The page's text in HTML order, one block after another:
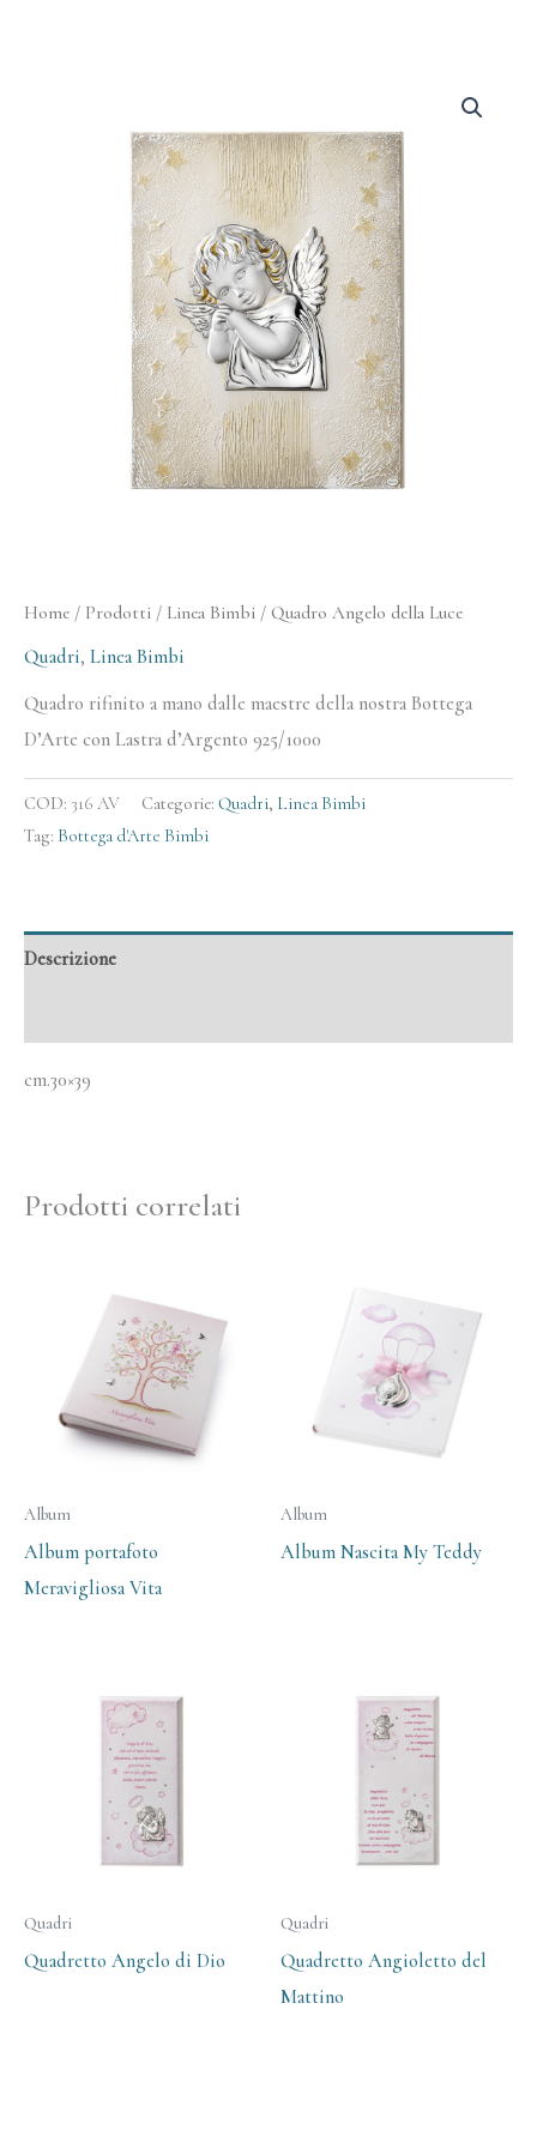
Home / Prodotti / Linea Bimbi / Quadro Angelo della Luce
Quadri, Linea Bimbi
Quadro rifinito a mano dalle maestre della nostra Bottega
D’Arte con Lastra d’Argento 925/1000
COD: 316 AV Categorie: Quadri, Linea Bimbi
Tag: Bottega d'Arte Bimbi
Descrizione
cm.30×39
Prodotti correlati
Album
Album portafoto
Meravigliosa Vita
Album
Album Nascita My Teddy
Quadri
Quadretto Angelo di Dio
Quadri
Quadretto Angioletto del
Mattino